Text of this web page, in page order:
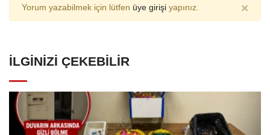
Yorum yazabilmek için lütfen üye girişi yapınız. ×
İLGINIZI ÇEKEBILIR